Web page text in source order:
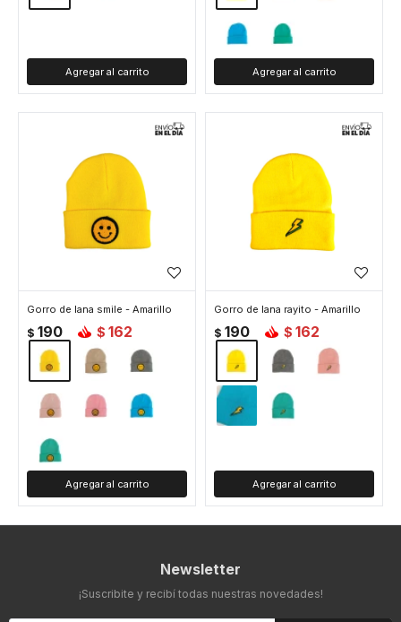
Gorro de lana smile - Amarillo
$ 190 $ 162
Gorro de lana rayito - Amarillo
$ 190 $ 162
Newsletter
¡Suscribite y recibí todas nuestras novedades!